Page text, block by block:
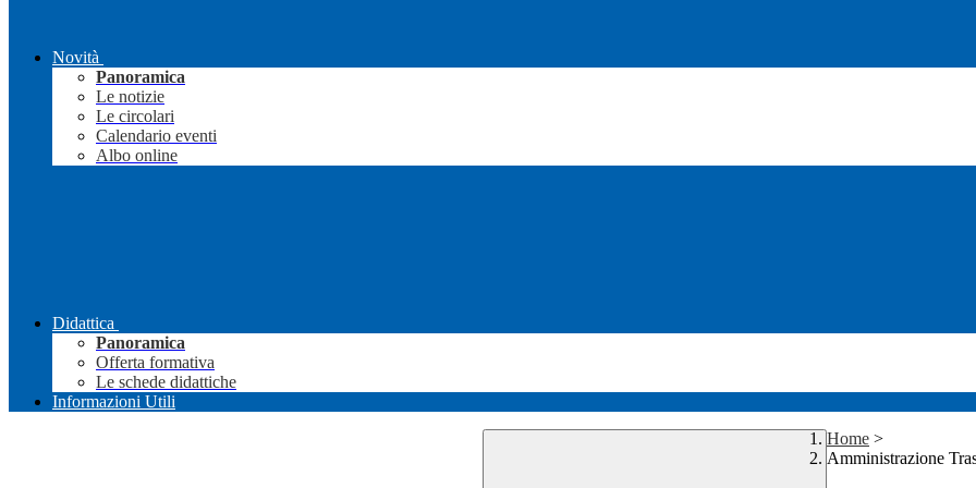
Novità
Panoramica
Le notizie
Le circolari
Calendario eventi
Albo online
Didattica
Panoramica
Offerta formativa
Le schede didattiche
Informazioni Utili
Home >
Amministrazione